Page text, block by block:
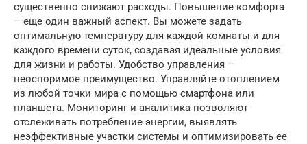
существенно снижают расходы. Повышение комфорта
– еще один важный аспект. Вы можете задать
оптимальную температуру для каждой комнаты и для
каждого времени суток, создавая идеальные условия
для жизни и работы. Удобство управления –
неоспоримое преимущество. Управляйте отоплением
из любой точки мира с помощью смартфона или
планшета. Мониторинг и аналитика позволяют
отслеживать потребление энергии, выявлять
неэффективные участки системы и оптимизировать ее